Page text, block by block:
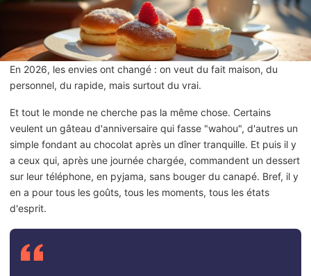
En 2026, les envies ont changé : on veut du fait maison, du
personnel, du rapide, mais surtout du vrai.
Et tout le monde ne cherche pas la même chose. Certains
veulent un gâteau d'anniversaire qui fasse "wahou", d'autres un
simple fondant au chocolat après un dîner tranquille. Et puis il y
a ceux qui, après une journée chargée, commandent un dessert
sur leur téléphone, en pyjama, sans bouger du canapé. Bref, il y
en a pour tous les goûts, tous les moments, tous les états
d'esprit.